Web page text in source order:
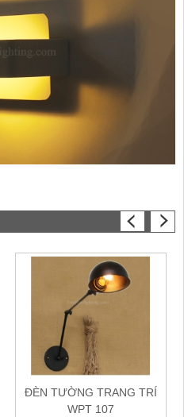
ĐÈN TƯỜNG TRANG TRÍ
WPT 107